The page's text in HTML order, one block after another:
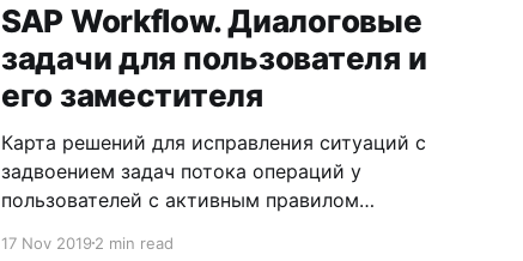
SAP Workflow. Диалоговые
задачи для пользователя и
его заместителя
Карта решений для исправления ситуаций с
задвоением задач потока операций у
пользователей с активным правилом
17 Nov 20192 min read